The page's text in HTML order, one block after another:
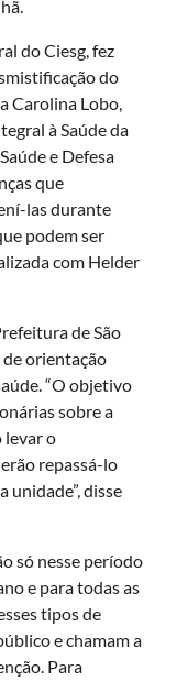
do Ciesg, fez
do
Carolina Lobo,
à Saúde da
e Defesa
que
las durante
podem ser
com Helder
de São
de orientação
“O objetivo
sobre a
levar o
repassá-lo
unidade”, disse
só nesse período
e para todas as
tipos de
e chamam a
Para